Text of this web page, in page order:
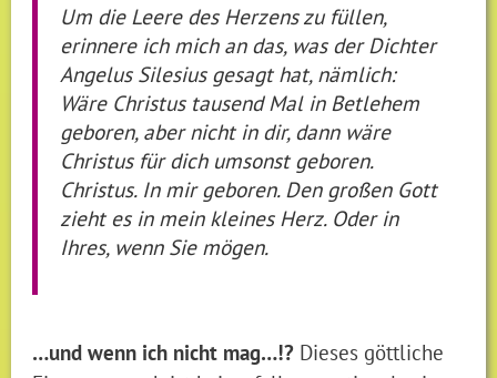
Um die Leere des Herzens zu füllen,
erinnere ich mich an das, was der Dichter
Angelus Silesius gesagt hat, nämlich:
Wäre Christus tausend Mal in Betlehem
geboren, aber nicht in dir, dann wäre
Christus für dich umsonst geboren.
Christus. In mir geboren. Den großen Gott
zieht es in mein kleines Herz. Oder in
Ihres, wenn Sie mögen.
…und wenn ich nicht mag…!? Dieses göttliche